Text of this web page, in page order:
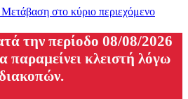
Μετάβαση στο κύριο περιεχόμενο
την περίοδο 08/08/2026
παραμείνει κλειστή λόγω